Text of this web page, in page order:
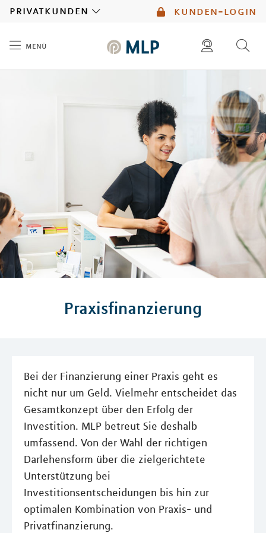
kunden-login
privatkunden
menü
mlp berater finden
Praxisfinanzierung
Bei der Finanzierung einer Praxis geht es
nicht nur um Geld. Vielmehr entscheidet das
Gesamtkonzept über den Erfolg der
Investition. MLP betreut Sie deshalb
umfassend. Von der Wahl der richtigen
Darlehensform über die zielgerichtete
Unterstützung bei
Investitionsentscheidungen bis hin zur
optimalen Kombination von Praxis- und
Privatfinanzierung.